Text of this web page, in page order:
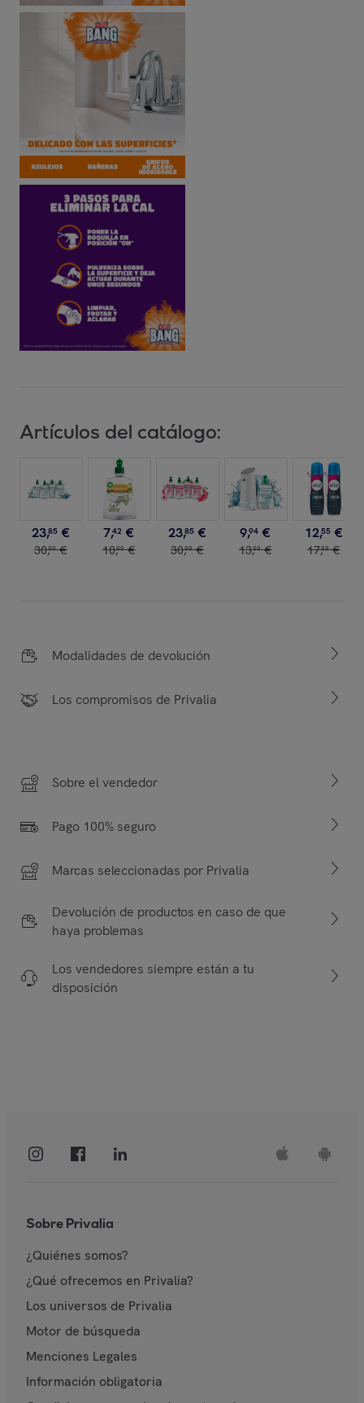
Artículos del catálogo:
23,85 €
30,99 €
7,42 €
10,99 €
23,85 €
30,99 €
9,94 €
13,99 €
12,55 €
17,99 €
Modalidades de devolución
Los compromisos de Privalia
Sobre el vendedor
Pago 100% seguro
Marcas seleccionadas por Privalia
Devolución de productos en caso de que
haya problemas
Los vendedores siempre están a tu
disposición
Sobre Privalia
¿Quiénes somos?
¿Qué ofrecemos en Privalia?
Los universos de Privalia
Motor de búsqueda
Menciones Legales
Información obligatoria